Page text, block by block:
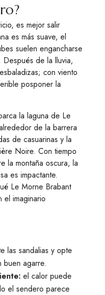
es mejor salir
es más suave, el
suelen engancharse
de la lluvia,
con viento
posponer la
la laguna de Le
de la barrera
de casuarinas y la
Noire. Con tiempo
la montaña oscura, la
es impactante.
Le Morne Brabant
imaginario
las sandalias y opte
agarre.
el calor puede
el sendero parece